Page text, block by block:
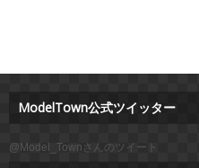
ModelTown公式ツイッター
@Model_Townさんのツイート